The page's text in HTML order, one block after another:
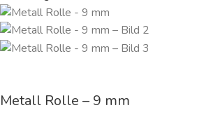
Metall Rolle – 9 mm